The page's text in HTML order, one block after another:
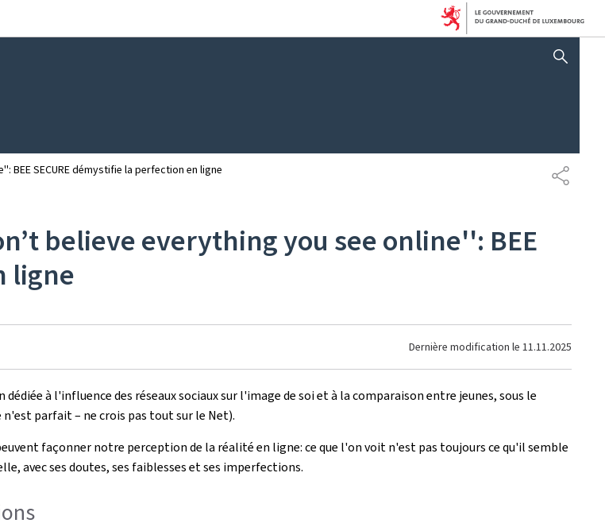
AFFICHER / MASQUER
BEE SECURE démystifie la perfection en ligne
believe everything you see online'': BEE
ligne
Dernière modification le 11.11.2025
à l'influence des réseaux sociaux sur l'image de soi et à la comparaison entre jeunes, sous le
n'est parfait – ne crois pas tout sur le Net).
façonner notre perception de la réalité en ligne: ce que l'on voit n'est pas toujours ce qu'il semble
avec ses doutes, ses faiblesses et ses imperfections.